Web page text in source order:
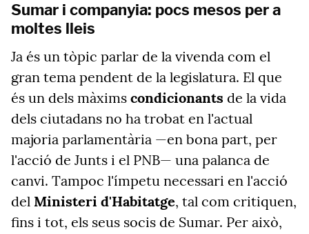
Sumar i companyia: pocs mesos per a
moltes lleis
Ja és un tòpic parlar de la vivenda com el
gran tema pendent de la legislatura. El que
és un dels màxims condicionants de la vida
dels ciutadans no ha trobat en l'actual
majoria parlamentària —en bona part, per
l'acció de Junts i el PNB— una palanca de
canvi. Tampoc l'ímpetu necessari en l'acció
del Ministeri d'Habitatge, tal com critiquen,
fins i tot, els seus socis de Sumar. Per això,